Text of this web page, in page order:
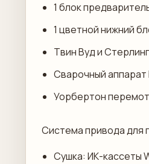
1 блок
1 цветной нижний
Твин Вуд и
Сварочный аппарат
Уорбертон
Система привода для
Сушка: ИК-кассеты